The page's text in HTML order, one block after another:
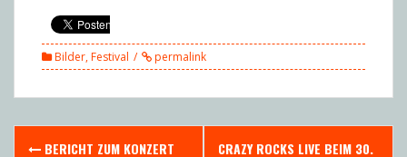
Bilder,Festival permalink
PostBERICHT ZUM KONZERT CRAZY ROCKS LIVE BEIM 30.